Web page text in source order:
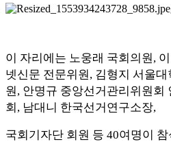
이 자리에는 노웅래 국회의원,
넷신문 전문위원 , 김형지 서울
원 , 안명규 중앙선거관리위원회
회 , 남대니 한국선거연구소장,
국회기자단 회원 등 40여명이